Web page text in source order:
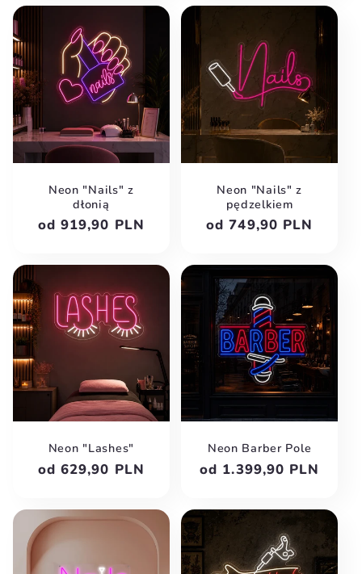
Neon "Nails" z
dłonią
Cena
od 919,90 PLN
Neon "Nails" z
pędzelkiem
Cena
od 749,90 PLN
Neon "Lashes"
Cena
od 629,90 PLN
Neon Barber Pole
Cena
od 1.399,90 PLN